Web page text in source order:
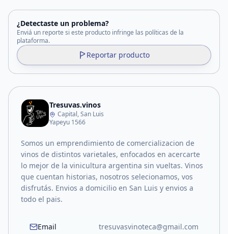
¿Detectaste un problema?
Enviá un reporte si este producto infringe las políticas de la
plataforma.
Reportar producto
Tresuvas.vinos
Capital, San Luis
Yapeyu 1566
Somos un emprendimiento de comercializacion de
vinos de distintos varietales, enfocados en acercarte
lo mejor de la vinicultura argentina sin vueltas. Vinos
que cuentan historias, nosotros selecionamos, vos
disfrutás. Envios a domicilio en San Luis y envios a
todo el pais.
Email tresuvasvinoteca@gmail.com